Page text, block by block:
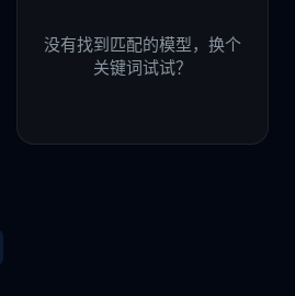
没有找到匹配的模型，换个
关键词试试？